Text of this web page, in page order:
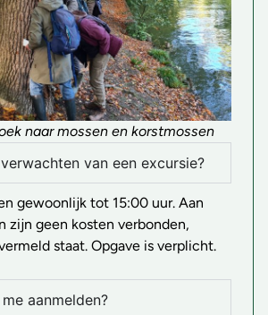
naar mossen en korstmossen
van een excursie?
gewoonlijk tot 15:00 uur. Aan
zijn geen kosten verbonden,
staat. Opgave is verplicht.
aanmelden?